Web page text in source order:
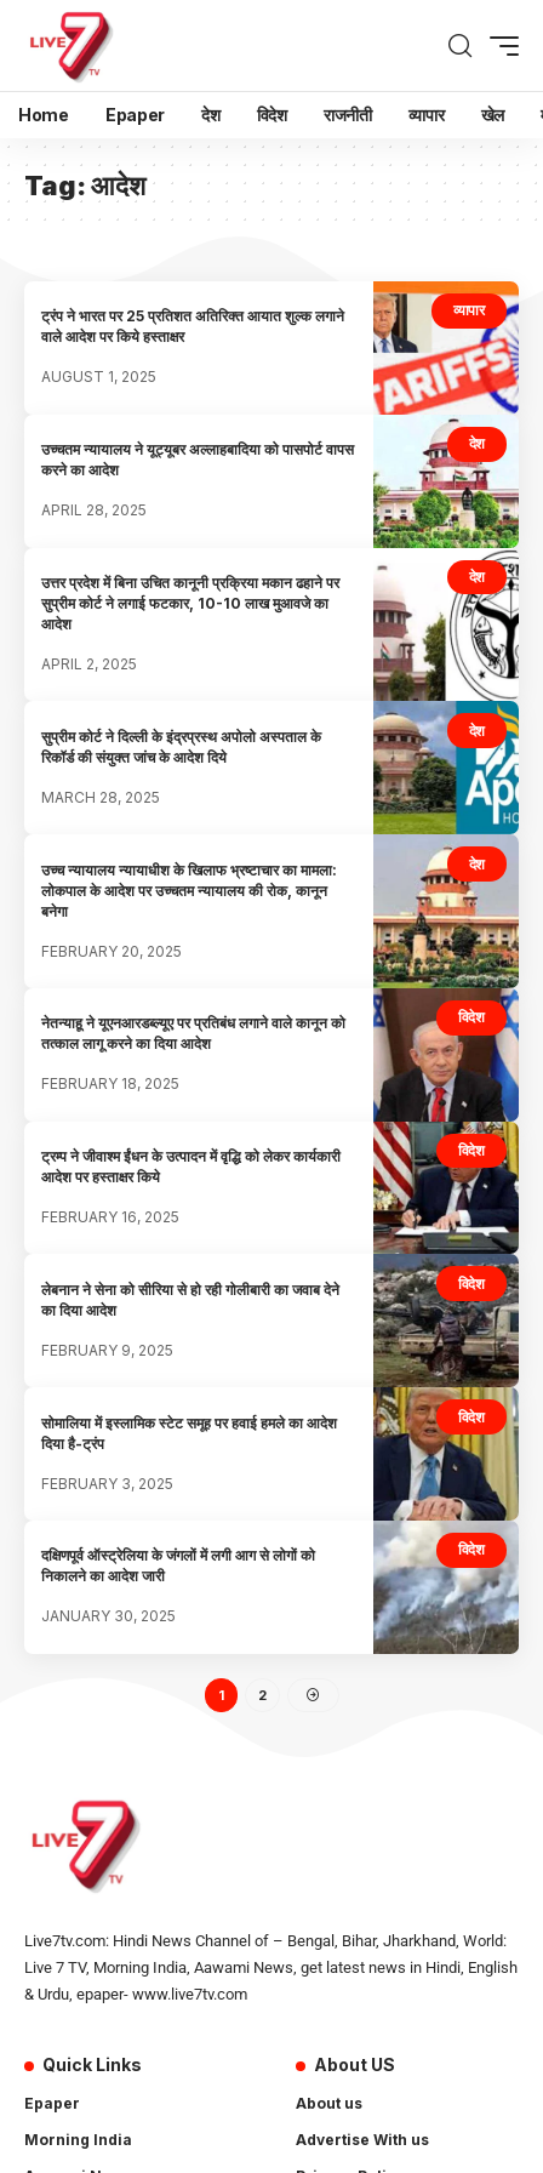
Home Epaper देश विदेश राजनीती व्यापार खेल
Tag:आदेश
व्यापार
ट्रंप ने भारत पर 25 प्रतिशत अतिरिक्त आयात शुल्क लगाने
वाले आदेश पर किये हस्ताक्षर
AUGUST 1, 2025
देश
उच्चतम न्यायालय ने यूट्यूबर अल्लाहबादिया को पासपोर्ट वापस
करने का आदेश
APRIL 28, 2025
देश
उत्तर प्रदेश में बिना उचित कानूनी प्रक्रिया मकान ढहाने पर
सुप्रीम कोर्ट ने लगाई फटकार, 10-10 लाख मुआवजे का
आदेश
APRIL 2, 2025
देश
सुप्रीम कोर्ट ने दिल्ली के इंद्रप्रस्थ अपोलो अस्पताल के
रिकॉर्ड की संयुक्त जांच के आदेश दिये
MARCH 28, 2025
देश
उच्च न्यायालय न्यायाधीश के खिलाफ भ्रष्टाचार का मामला:
लोकपाल के आदेश पर उच्चतम न्यायालय की रोक, कानून
बनेगा
FEBRUARY 20, 2025
विदेश
नेतन्याहू ने यूएनआरडब्ल्यूए पर प्रतिबंध लगाने वाले कानून को
तत्काल लागू करने का दिया आदेश
FEBRUARY 18, 2025
विदेश
ट्रम्प ने जीवाश्म ईंधन के उत्पादन में वृद्धि को लेकर कार्यकारी
आदेश पर हस्ताक्षर किये
FEBRUARY 16, 2025
विदेश
लेबनान ने सेना को सीरिया से हो रही गोलीबारी का जवाब देने
का दिया आदेश
FEBRUARY 9, 2025
विदेश
सोमालिया में इस्लामिक स्टेट समूह पर हवाई हमले का आदेश
दिया है-ट्रंप
FEBRUARY 3, 2025
विदेश
दक्षिणपूर्व ऑस्ट्रेलिया के जंगलों में लगी आग से लोगों को
निकालने का आदेश जारी
JANUARY 30, 2025
1 2
Live7tv.com: Hindi News Channel of – Bengal, Bihar, Jharkhand, World:
Live 7 TV, Morning India, Aawami News, get latest news in Hindi, English
& Urdu, epaper- www.live7tv.com
Quick Links
Epaper
Morning India
About US
About us
Advertise With us